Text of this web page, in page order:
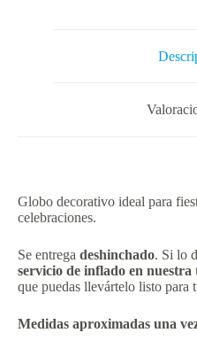
Globo decorativo ideal para
celebraciones.
Se entrega deshinchado. Si lo
servicio de inflado en
que puedas llevártelo listo para
Medidas aproximadas una